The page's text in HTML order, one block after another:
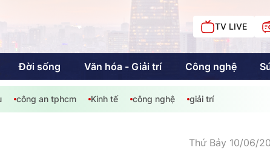
TV LIVE
Đời sống Văn hóa - Giải trí Công nghệ
Giải trí
Giáo dục Kinh tế
công an tphcm Kinh tế công nghệ giải trí
Thứ Bảy 10/06/